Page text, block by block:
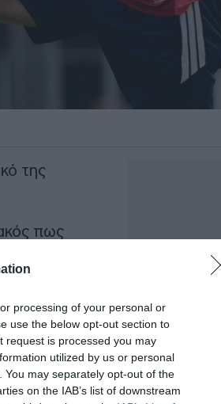
processing of your personal or
use the below opt-out section to
request is processed you may
utilized by us or personal
may separately opt-out of the
on the IAB’s list of downstream
της
πως